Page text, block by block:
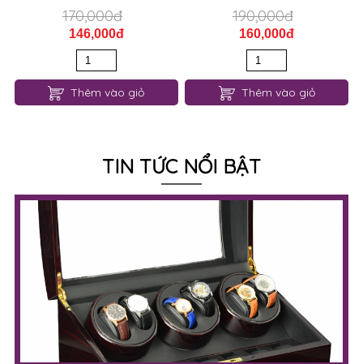
170,000đ
146,000đ
Thêm vào giỏ
190,000đ
160,000đ
Thêm vào giỏ
TIN TỨC NỔI BẬT